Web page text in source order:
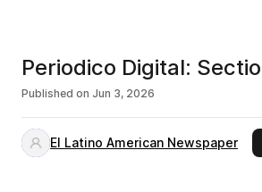
Periodico Digital:
Published on Jun 3, 2026
El Latino American Newspaper